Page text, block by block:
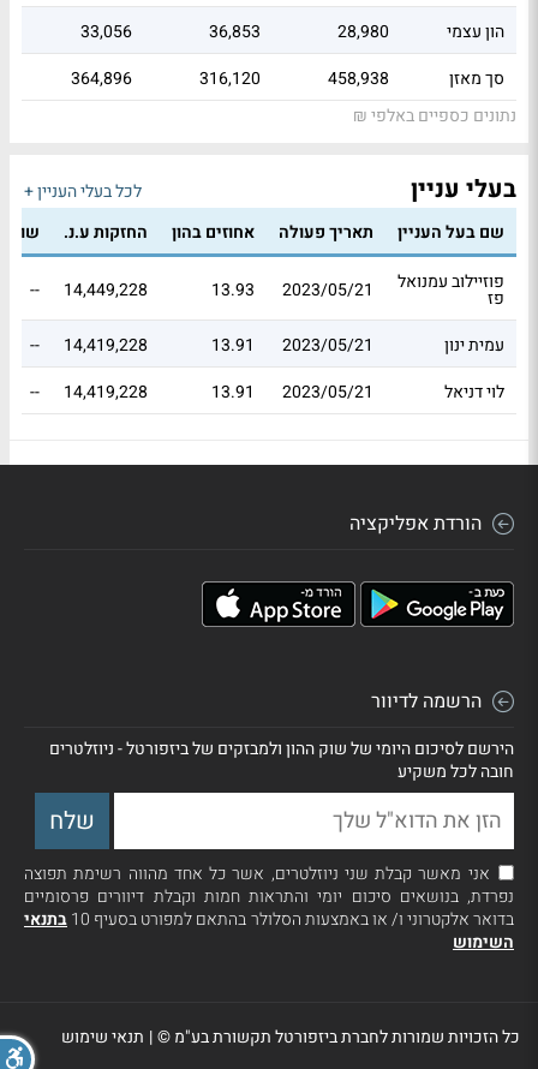
הון עצמי
28,980
36,853
33,056
סך מאזן
458,938
316,120
364,896
נתונים כספיים באלפי ₪
בעלי עניין
לכל בעלי העניין +
שם בעל העניין
תאריך פעולה אחוזים בהון החזקות ע.נ.
פוזיילוב עמנואל
פז 2023/05/21
13.93
14,449,228
--
עמית ינון 2023/05/21
13.91
14,419,228
--
לוי דניאל
2023/05/21
13.91
14,419,228
--
הורדת אפליקציה
הרשמה לדיוור
הירשם לסיכום היומי של שוק ההון ולמבזקים של ביזפורטל - ניוזלטרים
חובה לכל משקיע
אני מאשר קבלת שני ניוזלטרים, אשר כל אחד מהווה רשימת תפוצה
נפרדת, בנושאים סיכום יומי והתראות חמות וקבלת דיוורים פרסומיים
בדואר אלקטרוני ו/ או באמצעות הסלולר בהתאם למפורט בסעיף 10
בתנאי
השימוש
כל הזכויות שמורות לחברת ביזפורטל תקשורת בע"מ ©| תנאי שימוש